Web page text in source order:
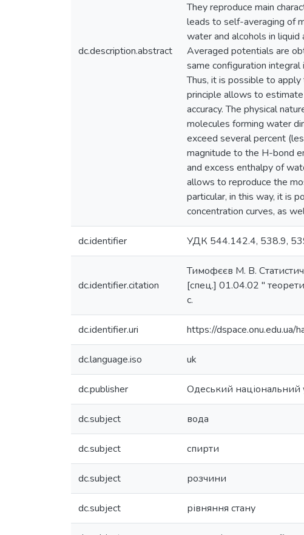
dc.description.abstract
They reproduce main
leads to self-averaging of
water and alcohols in
Averaged potentials are
same configuration
Thus, it is possible to
principle allows to
accuracy. The physical
molecules forming water
exceed several percent
magnitude to the H-bond
and excess enthalpy of
allows to reproduce the
particular, in this way, it is
concentration curves, as
dc.identifier УДК 544.142.4, 538.9,
dc.identifier.citation
Тимофєєв М. В.
[спец.] 01.04.02 "
с.
dc.identifier.uri https://
dc.language.iso uk
dc.publisher Одеський національний
dc.subject вода
dc.subject спирти
dc.subject розчини
dc.subject рівняння стану